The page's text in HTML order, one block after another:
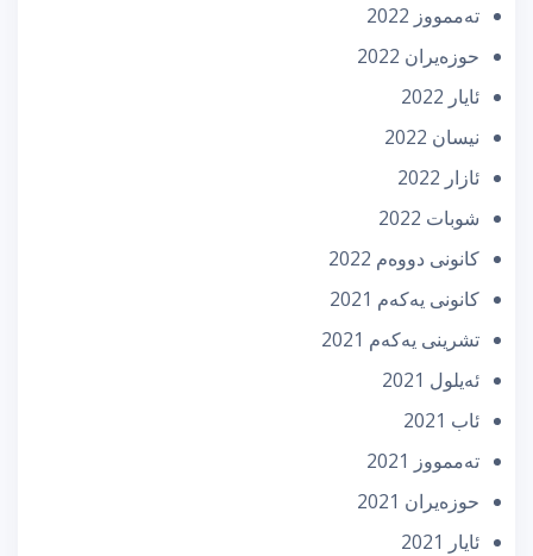
تەممووز 2022
حوزه‌یران 2022
ئایار 2022
نیسان 2022
ئازار 2022
شوبات 2022
كانونی دووه‌م 2022
كانونی یه‌كه‌م 2021
تشرینی یه‌كه‌م 2021
ئه‌یلول 2021
ئاب 2021
تەممووز 2021
حوزه‌یران 2021
ئایار 2021